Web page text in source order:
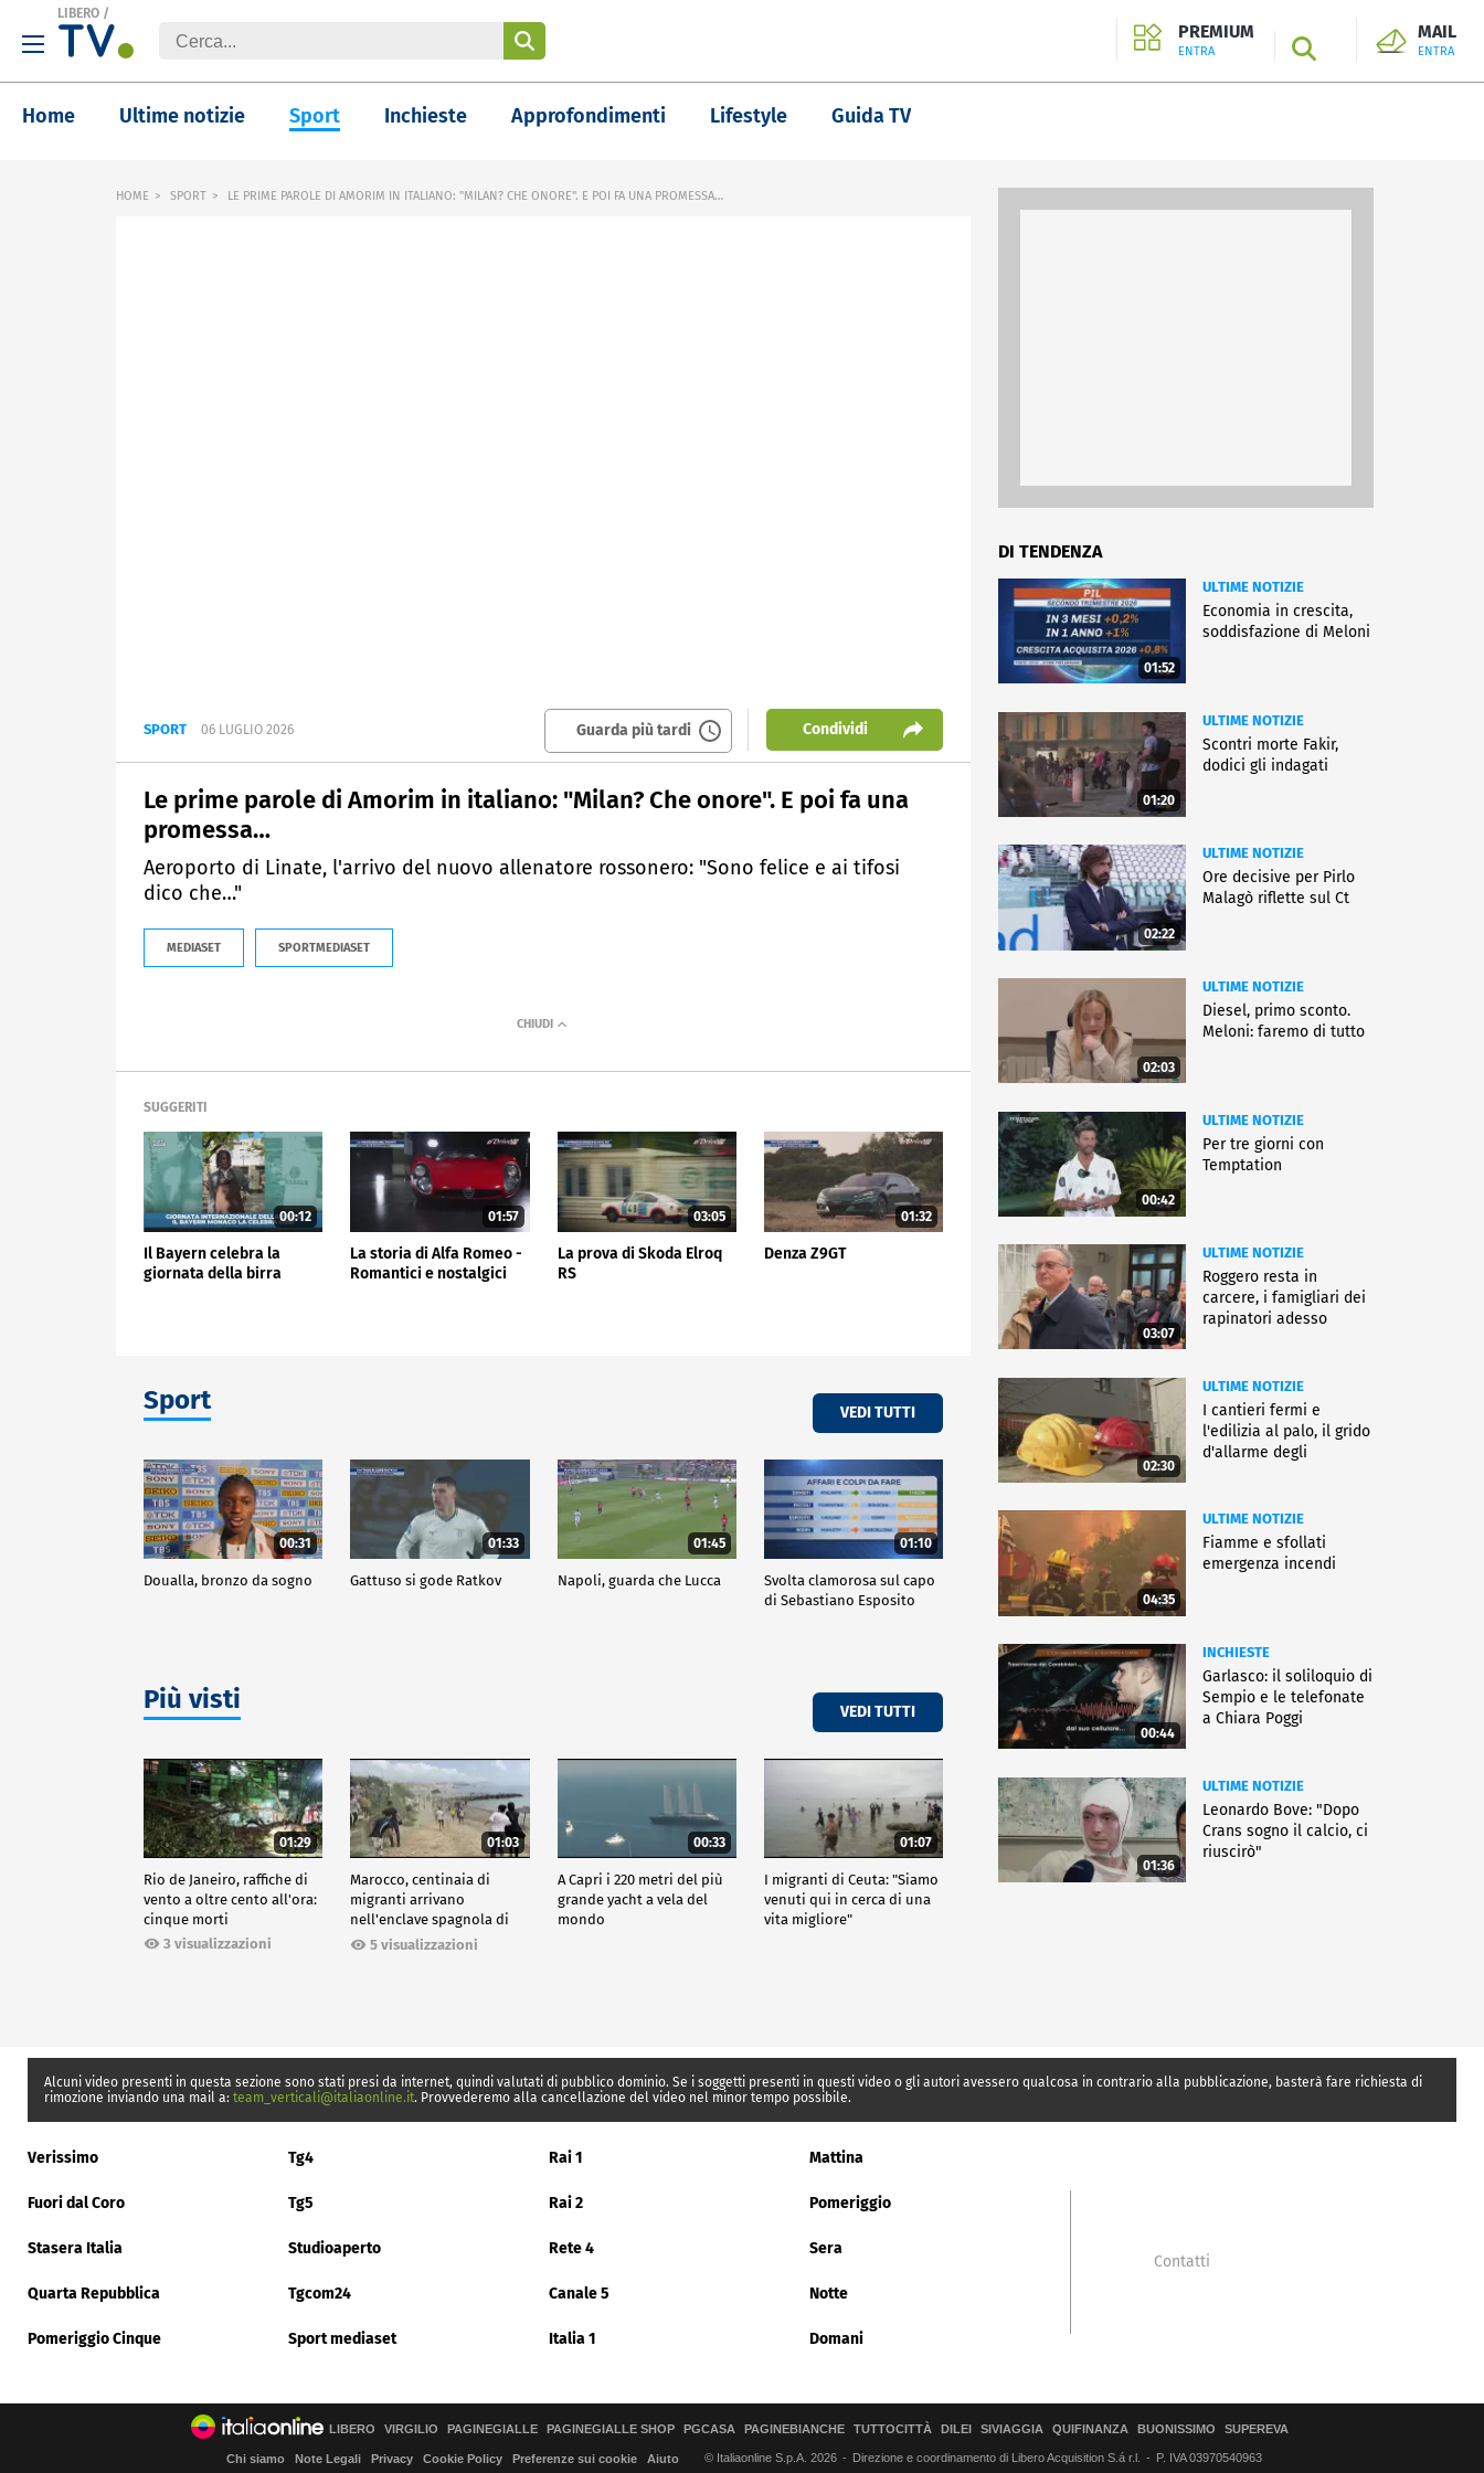
LIBERO /
PREMIUM
ENTRA SEARCH
MAIL
ENTRA
Home Ultime notizie Sport Inchieste Approfondimenti Lifestyle Guida TV
HOME SPORT LE PRIME PAROLE DI AMORIM IN ITALIANO: "MILAN? CHE ONORE". E POI FA UNA PROMESSA…
SPORT 06 LUGLIO 2026 Guarda più tardi Condividi
Le prime parole di Amorim in italiano: "Milan? Che onore". E poi fa una
promessa…
Aeroporto di Linate, l'arrivo del nuovo allenatore rossonero: "Sono felice e ai tifosi
dico che…"
MEDIASET SPORTMEDIASET
SUGGERITI
00:12
Il Bayern celebra la
giornata della birra
01:57
La storia di Alfa Romeo -
Romantici e nostalgici
03:05
La prova di Skoda Elroq
RS
01:32
Denza Z9GT
Sport VEDI TUTTI
00:31
Doualla, bronzo da sogno
01:33
Gattuso si gode Ratkov
01:45
Napoli, guarda che Lucca
01:10
Svolta clamorosa sul capo
di Sebastiano Esposito
Più visti VEDI TUTTI
01:29
Rio de Janeiro, raffiche di
vento a oltre cento all'ora:
cinque morti
3 visualizzazioni
01:03
Marocco, centinaia di
migranti arrivano
nell'enclave spagnola di
Ceuta5 visualizzazioni
00:33
A Capri i 220 metri del più
grande yacht a vela del
mondo
01:07
I migranti di Ceuta: "Siamo
venuti qui in cerca di una
vita migliore"
DI TENDENZA
01:52
ULTIME NOTIZIE
Economia in crescita,
soddisfazione di Meloni
01:20
ULTIME NOTIZIE
Scontri morte Fakir,
dodici gli indagati
02:22
ULTIME NOTIZIE
Ore decisive per Pirlo
Malagò riflette sul Ct
02:03
ULTIME NOTIZIE
Diesel, primo sconto.
Meloni: faremo di tutto
00:42
ULTIME NOTIZIE
Per tre giorni con
Temptation
03:07
ULTIME NOTIZIE
Roggero resta in
carcere, i famigliari dei
rapinatori adesso
02:30
ULTIME NOTIZIE
I cantieri fermi e
l'edilizia al palo, il grido
d'allarme degli
04:35
ULTIME NOTIZIE
Fiamme e sfollati
emergenza incendi
00:44
INCHIESTE
Garlasco: il soliloquio di
Sempio e le telefonate
a Chiara Poggi
01:36
ULTIME NOTIZIE
Leonardo Bove: "Dopo
Crans sogno il calcio, ci
riuscirò"
Alcuni video presenti in questa sezione sono stati presi da internet, quindi valutati di pubblico dominio. Se i soggetti presenti in questi video o gli autori avessero qualcosa in contrario alla pubblicazione, basterà fare richiesta di
rimozione inviando una mail a: team_verticali@italiaonline.it. Provvederemo alla cancellazione del video nel minor tempo possibile.
Verissimo Tg4 Rai 1 Mattina
Fuori dal Coro Tg5 Rai 2 Pomeriggio
Stasera Italia Studioaperto Rete 4 Sera
Quarta Repubblica Tgcom24 Canale 5 Notte
Pomeriggio Cinque Sport mediaset Italia 1 Domani
Contatti
LIBERO VIRGILIO PAGINEGIALLE PAGINEGIALLE SHOP PGCASA PAGINEBIANCHE TUTTOCITTÀ DILEI SIVIAGGIA QUIFINANZA BUONISSIMO SUPEREVA
Chi siamo Note Legali Privacy Cookie Policy Preferenze sui cookie Aiuto © Italiaonline S.p.A. 2026 Direzione e coordinamento di Libero Acquisition S.á r.l. P. IVA 03970540963